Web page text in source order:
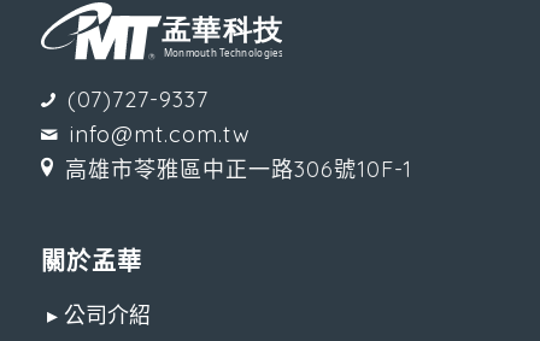
(07)727-9337
info@mt.com.tw
高雄市苓雅區中正一路306號10F-1
關於孟華
▸ 公司介紹